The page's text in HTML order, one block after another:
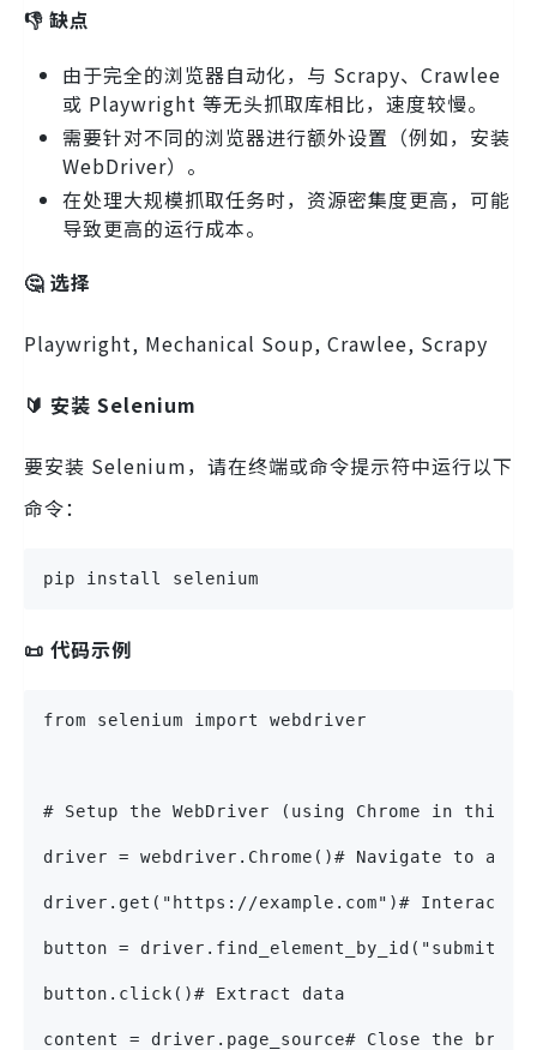
👎 缺点
由于完全的浏览器自动化，与 Scrapy、Crawlee
或 Playwright 等无头抓取库相比，速度较慢。
需要针对不同的浏览器进行额外设置（例如，安装
WebDriver）。
在处理大规模抓取任务时，资源密集度更高，可能
导致更高的运行成本。
🤔 选择
Playwright, Mechanical Soup, Crawlee, Scrapy
🔰 安装 Selenium
要安装 Selenium，请在终端或命令提示符中运行以下
命令：
pip install selenium
📜 代码示例
from selenium import webdriver
# Setup the WebDriver (using Chrome in this
driver = webdriver.Chrome()# Navigate to a
driver.get("https://example.com")# Interact
button = driver.find_element_by_id("submit")
button.click()# Extract data
content = driver.page_source# Close the